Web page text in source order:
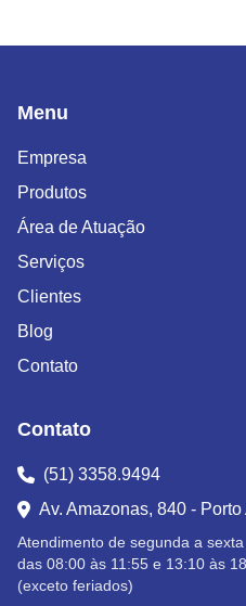
Menu
Empresa
Produtos
Área de Atuação
Serviços
Clientes
Blog
Contato
Contato
(51) 3358.9494
Av. Amazonas, 840 - Porto
Atendimento de segunda a sexta
das 08:00 às 11:55 e 13:10 às
(exceto feriados)